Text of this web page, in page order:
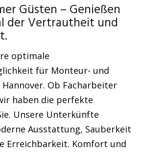
Güsten – Genießen
der Vertrautheit und
optimale
für Monteur- und
Ob Facharbeiter
haben die perfekte
Unsere Unterkünfte
Ausstattung, Sauberkeit
Erreichbarkeit. Komfort und